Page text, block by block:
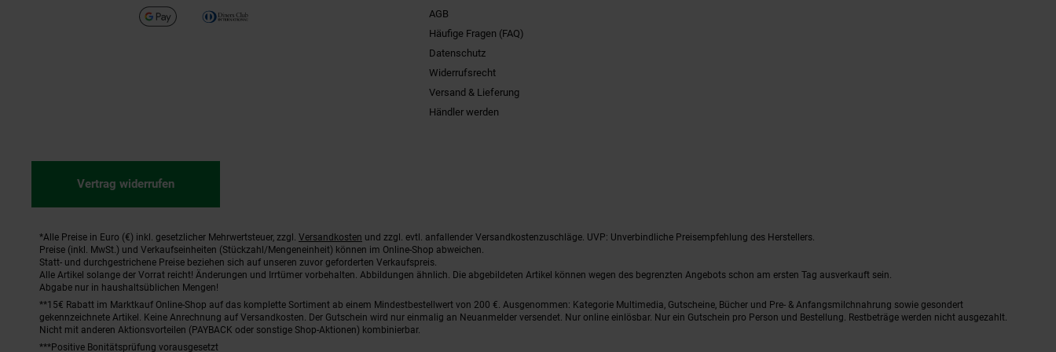
AGB
Häufige Fragen (FAQ)
Datenschutz
Widerrufsrecht
Versand & Lieferung
Händler werden
Vertrag widerrufen
Fußnoten
*Alle Preise in Euro (€) inkl. gesetzlicher Mehrwertsteuer, zzgl. Versandkosten und zzgl. evtl. anfallender Versandkostenzuschläge. UVP: Unverbindliche Preisempfehlung des Herstellers.
Preise (inkl. MwSt.) und Verkaufseinheiten (Stückzahl/Mengeneinheit) können im Online-Shop abweichen.
Statt- und durchgestrichene Preise beziehen sich auf unseren zuvor geforderten Verkaufspreis.
Alle Artikel solange der Vorrat reicht! Änderungen und Irrtümer vorbehalten. Abbildungen ähnlich. Die abgebildeten Artikel können wegen des begrenzten Angebots schon am ersten Tag ausverkauft sein.
Abgabe nur in haushaltsüblichen Mengen!
**15€ Rabatt im Marktkauf Online-Shop auf das komplette Sortiment ab einem Mindestbestellwert von 200 €. Ausgenommen: Kategorie Multimedia, Gutscheine, Bücher und Pre- & Anfangsmilchnahrung sowie gesondert
gekennzeichnete Artikel. Keine Anrechnung auf Versandkosten. Der Gutschein wird nur einmalig an Neuanmelder versendet. Nur online einlösbar. Nur ein Gutschein pro Person und Bestellung. Restbeträge werden nicht ausgezahlt.
Nicht mit anderen Aktionsvorteilen (PAYBACK oder sonstige Shop-Aktionen) kombinierbar.
***Positive Bonitätsprüfung vorausgesetzt